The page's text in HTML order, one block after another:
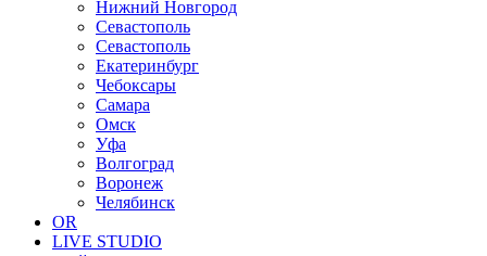
Нижний Новгород
Севастополь
Севастополь
Екатеринбург
Чебоксары
Самара
Омск
Уфа
Волгоград
Воронеж
Челябинск
OR
LIVE STUDIO